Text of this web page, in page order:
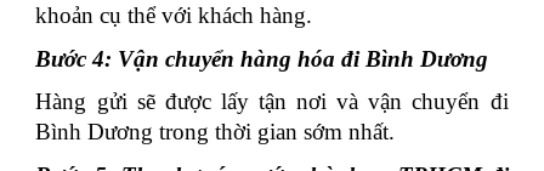
khoản cụ thể với khách hàng.
Bước 4: Vận chuyển hàng hóa đi Bình Dương
Hàng gửi sẽ được lấy tận nơi và vận chuyển đi
Bình Dương trong thời gian sớm nhất.